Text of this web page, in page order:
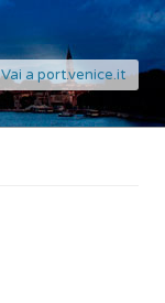
Vai a port.venice.it